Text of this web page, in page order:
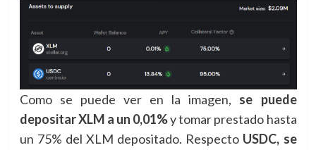
Como se puede ver en la imagen, se puede
depositar XLM a un 0,01%y tomar prestado hasta
un 75% del XLM depositado. Respecto USDC, se